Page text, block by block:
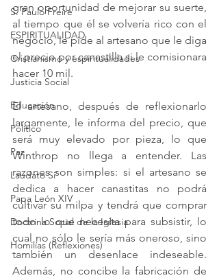
S. Paulo Freire
ESPIRITUALIDAD
Cristianismo y espiritualidades
Justicia Social
Educación
Político
Paz
Laudato Si'
Papa León XIV
Doctrina Social de la Iglesia
Homilías (Reflexiones)
gran oportunidad de mejorar su suerte,
al tiempo que él se volvería rico con el
negocio, le pide al artesano que le diga
el precio por canastilla si le comisionara
hacer 10 mil.
El artesano, después de reflexionarlo
largamente, le informa del precio, que
será muy elevado por pieza, lo que
Winthrop no llega a entender. Las
razones son simples: si el artesano se
dedica a hacer canastitas no podrá
cultivar su milpa y tendrá que comprar
todo lo que necesita para subsistir, lo
cual no sólo le sería más oneroso, sino
también un desenlace indeseable.
Además, no concibe la fabricación de